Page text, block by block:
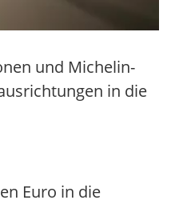
und Michelin-
in die
Euro in die